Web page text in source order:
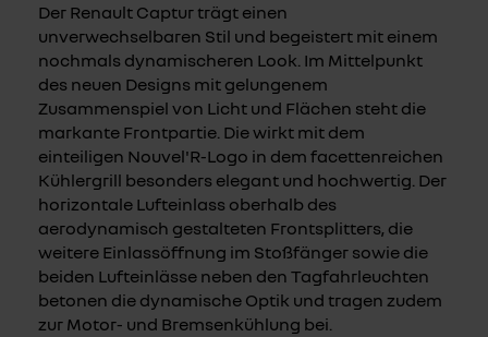
Der Renault Captur trägt einen
unverwechselbaren Stil und begeistert mit einem
nochmals dynamischeren Look. Im Mittelpunkt
des neuen Designs mit gelungenem
Zusammenspiel von Licht und Flächen steht die
markante Frontpartie. Die wirkt mit dem
einteiligen Nouvel'R-Logo in dem facettenreichen
Kühlergrill besonders elegant und hochwertig. Der
horizontale Lufteinlass oberhalb des
aerodynamisch gestalteten Frontsplitters, die
weitere Einlassöffnung im Stoßfänger sowie die
beiden Lufteinlässe neben den Tagfahrleuchten
betonen die dynamische Optik und tragen zudem
zur Motor- und Bremsenkühlung bei.